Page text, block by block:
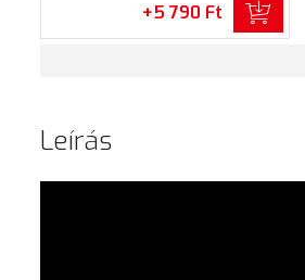
+5 790 Ft
Leírás